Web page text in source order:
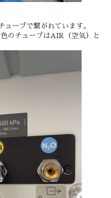
ューブで繋がれています。
のチューブはAIR（空気）と